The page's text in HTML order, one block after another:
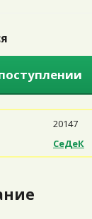
20147
СеДеК